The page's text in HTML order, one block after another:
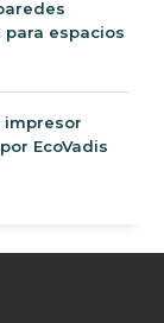
espacios
impresor
EcoVadis